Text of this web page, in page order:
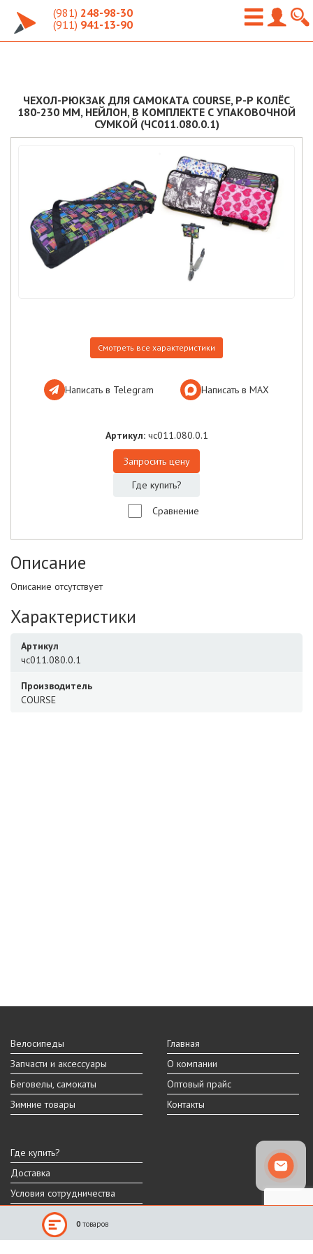
(981) 248-98-30
(911) 941-13-90
ЧЕХОЛ-РЮКЗАК ДЛЯ САМОКАТА COURSE, Р-Р КОЛЁС
180-230 ММ, НЕЙЛОН, В КОМПЛЕКТЕ С УПАКОВОЧНОЙ
СУМКОЙ (ЧС011.080.0.1)
Смотреть все характеристики
Написать в Telegram Написать в МАХ
Артикул: чс011.080.0.1
Запросить цену
Где купить?
Сравнение
Описание
Описание отсутствует
Характеристики
Артикул
чс011.080.0.1
Производитель
COURSE
Велосипеды
Запчасти и аксессуары
Беговелы, самокаты
Зимние товары
Главная
О компании
Оптовый прайс
Контакты
Где купить?
Доставка
Условия сотрудничества
Реальный внешний вид и технические характеристики товара могут
отличаться от представленных на сайте.
0 товаров